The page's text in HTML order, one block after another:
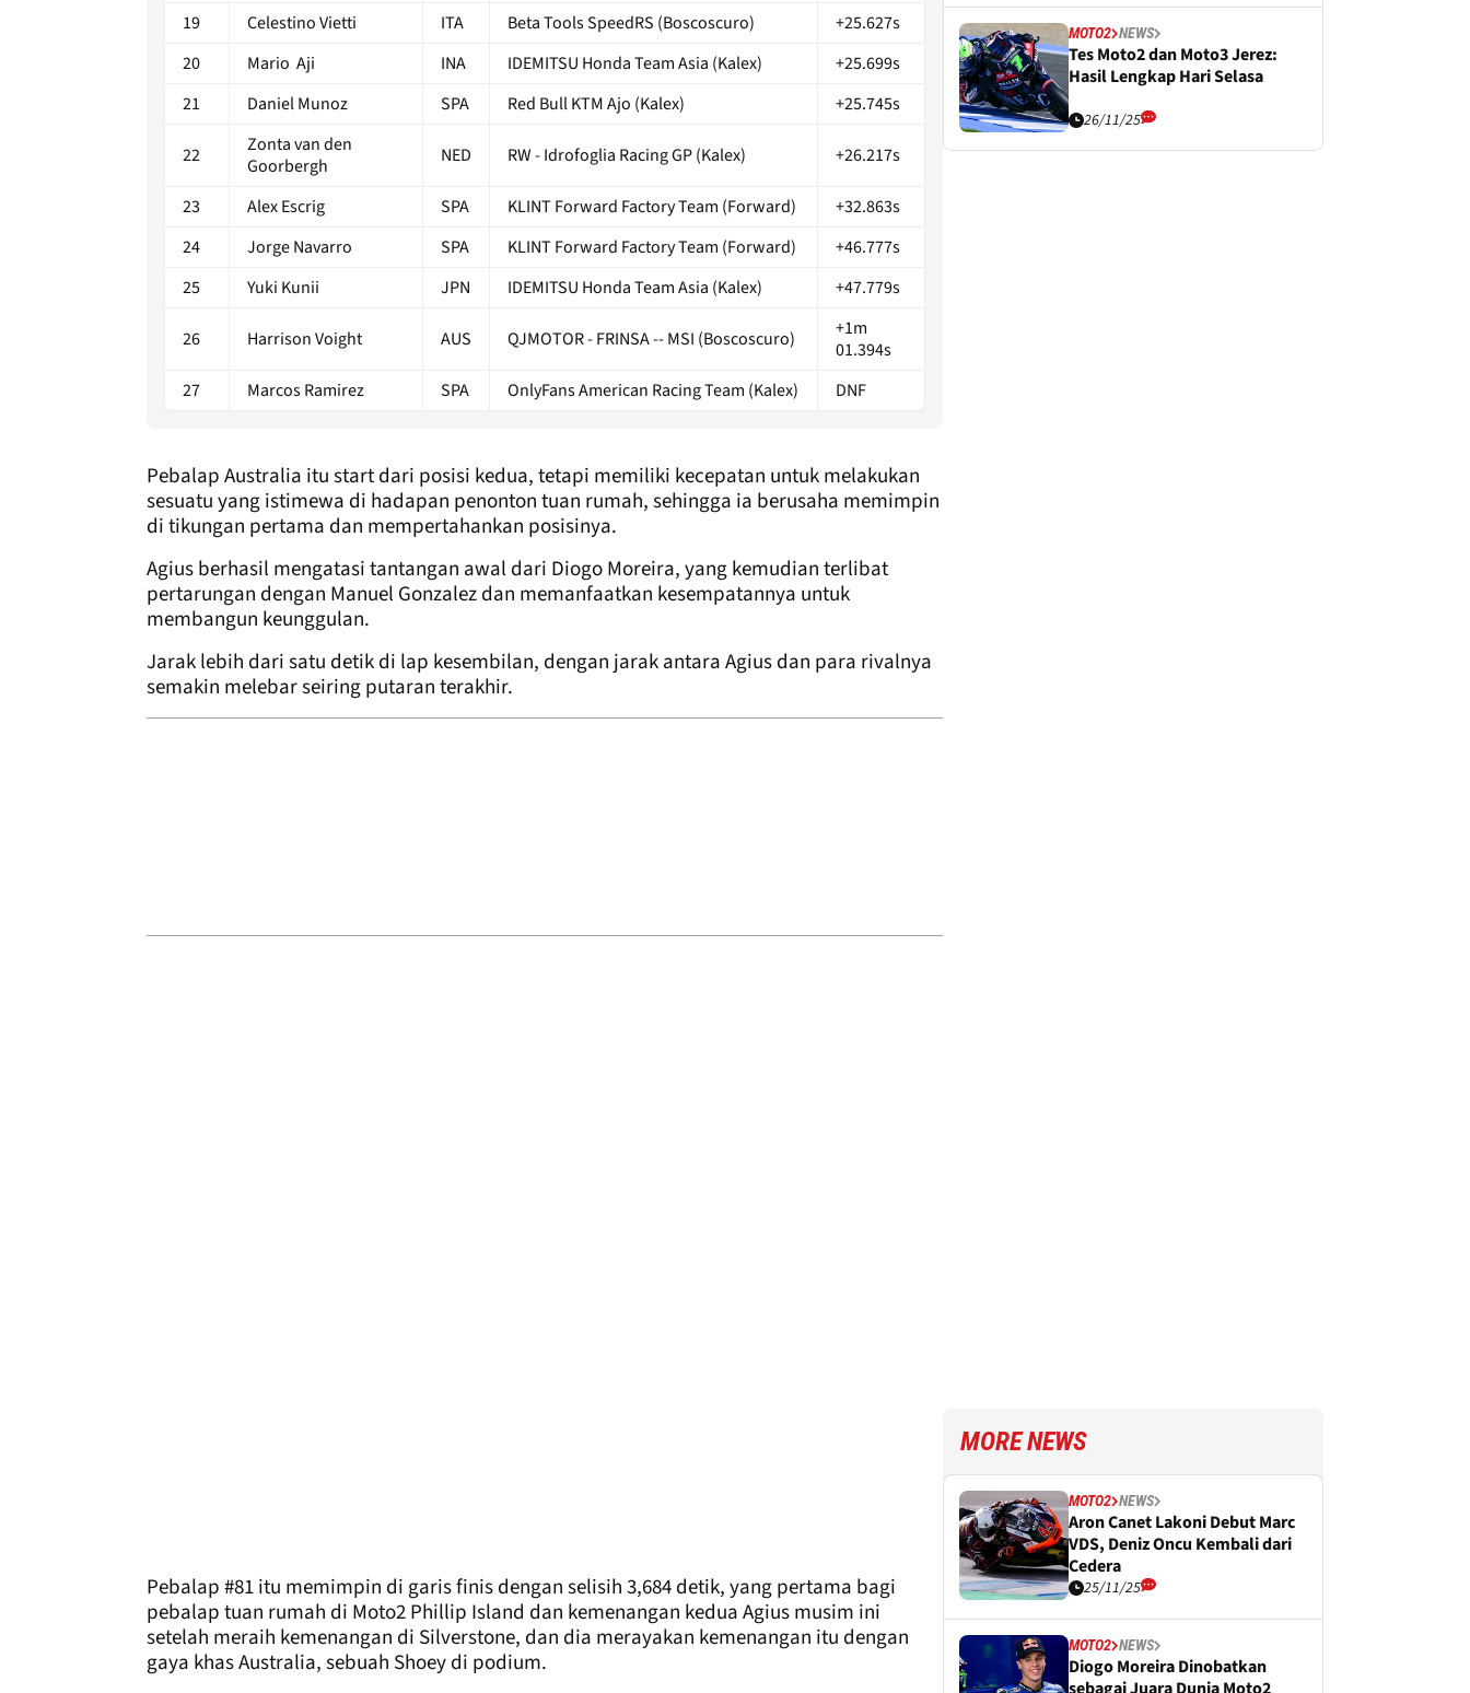
19
Celestino Vietti ITA Beta Tools SpeedRS (Boscoscuro)
+25.627s
20
Mario Aji INA IDEMITSU Honda Team Asia (Kalex)
+25.699s
21
Daniel Munoz SPA Red Bull KTM Ajo (Kalex) +25.745s
22
Zonta van den
Goorbergh
NED RW - Idrofoglia Racing GP (Kalex) +26.217s
23 Alex Escrig SPA KLINT Forward Factory Team (Forward)
+32.863s
24
Jorge Navarro SPA KLINT Forward Factory Team (Forward)
+46.777s
25
Yuki Kunii JPN IDEMITSU Honda Team Asia (Kalex) +47.779s
26 Harrison Voight AUS QJMOTOR - FRINSA -- MSI (Boscoscuro)
+1m
01.394s
27
Marcos Ramirez SPA OnlyFans American Racing Team (Kalex) DNF
Pebalap Australia itu start dari posisi kedua, tetapi memiliki kecepatan untuk melakukan
sesuatu yang istimewa di hadapan penonton tuan rumah, sehingga ia berusaha memimpin
di tikungan pertama dan mempertahankan posisinya.
Agius berhasil mengatasi tantangan awal dari Diogo Moreira, yang kemudian terlibat
pertarungan dengan Manuel Gonzalez dan memanfaatkan kesempatannya untuk
membangun keunggulan.
Jarak lebih dari satu detik di lap kesembilan, dengan jarak antara Agius dan para rivalnya
semakin melebar seiring putaran terakhir.
Pebalap #81 itu memimpin di garis finis dengan selisih 3,684 detik, yang pertama bagi
pebalap tuan rumah di Moto2 Phillip Island dan kemenangan kedua Agius musim ini
setelah meraih kemenangan di Silverstone, dan dia merayakan kemenangan itu dengan
gaya khas Australia, sebuah Shoey di podium.
MOTO2 NEWS
Tes Moto2 dan Moto3 Jerez:
Hasil Lengkap Hari Selasa
26/11/25
MORE NEWS
MOTO2 NEWS
Aron Canet Lakoni Debut Marc
VDS, Deniz Oncu Kembali dari
Cedera
25/11/25
MOTO2 NEWS
Diogo Moreira Dinobatkan